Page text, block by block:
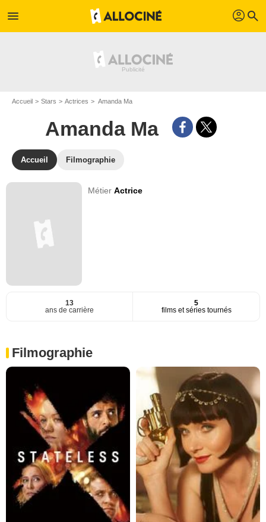
menu profil search
Accueil Stars Actrices Amanda Ma
Amanda Ma
Accueil Filmographie
MétierActrice
13
ans de carrière
5
films et séries tournés
Filmographie